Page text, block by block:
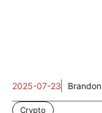
2025-07-23 Brandon
Crypto